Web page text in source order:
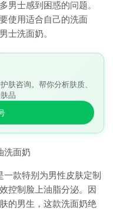
男士感到困惑的问题。
使用适合自己的洗面
士洗面奶。
肤咨询。帮你分析肤质、
品
洗面奶
一款特别为男性皮肤定制
控制脸上油脂分泌。因
的男生，这款洗面奶绝